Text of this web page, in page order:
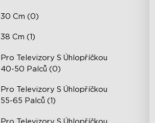
30 Cm (0)
38 Cm (1)
Pro Televizory S Úhlopříčkou
40-50 Palců (0)
Pro Televizory S Úhlopříčkou
55-65 Palců (1)